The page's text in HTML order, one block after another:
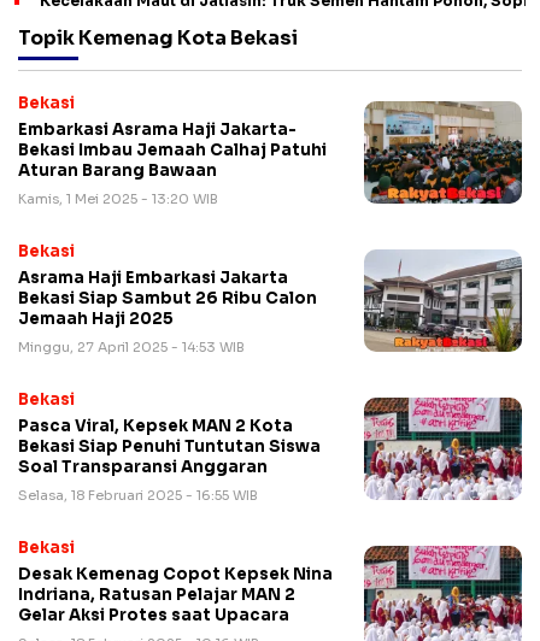
Topik Kemenag Kota Bekasi
Bekasi
Embarkasi Asrama Haji Jakarta-
Bekasi Imbau Jemaah Calhaj Patuhi
Aturan Barang Bawaan
Kamis, 1 Mei 2025 - 13:20 WIB
Bekasi
Asrama Haji Embarkasi Jakarta
Bekasi Siap Sambut 26 Ribu Calon
Jemaah Haji 2025
Minggu, 27 April 2025 - 14:53 WIB
Bekasi
Pasca Viral, Kepsek MAN 2 Kota
Bekasi Siap Penuhi Tuntutan Siswa
Soal Transparansi Anggaran
Selasa, 18 Februari 2025 - 16:55 WIB
Bekasi
Desak Kemenag Copot Kepsek Nina
Indriana, Ratusan Pelajar MAN 2
Gelar Aksi Protes saat Upacara